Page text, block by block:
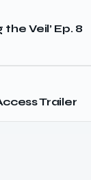
Veil’ Ep. 8
Trailer